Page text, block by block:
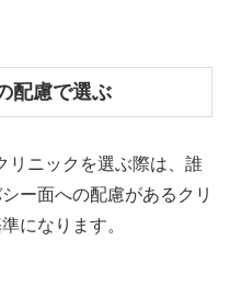
配慮で選ぶ
リニックを選ぶ際は、誰
ー面への配慮があるクリ
になります。